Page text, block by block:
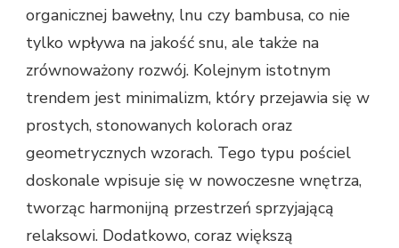
organicznej bawełny, lnu czy bambusa, co nie
tylko wpływa na jakość snu, ale także na
zrównoważony rozwój. Kolejnym istotnym
trendem jest minimalizm, który przejawia się w
prostych, stonowanych kolorach oraz
geometrycznych wzorach. Tego typu pościel
doskonale wpisuje się w nowoczesne wnętrza,
tworząc harmonijną przestrzeń sprzyjającą
relaksowi. Dodatkowo, coraz większą